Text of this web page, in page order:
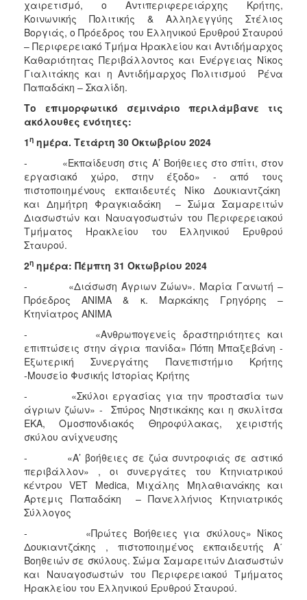
χαιρετισμό, ο Αντιπεριφερειάρχης Κρήτης,
Κοινωνικής Πολιτικής & Αλληλεγγύης Στέλιος
Βοργιάς, ο Πρόεδρος του Ελληνικού Ερυθρού Σταυρού
– Περιφερειακό Τμήμα Ηρακλείου και Αντιδήμαρχος
Καθαριότητας Περιβάλλοντος και Ενέργειας Νίκος
Γιαλιτάκης και η Αντιδήμαρχος Πολιτισμού Ρένα
Παπαδάκη – Σκαλίδη.
Το επιμορφωτικό σεμινάριο περιλάμβανε τις
ακόλουθες ενότητες:
1η ημέρα. Τετάρτη 30 Οκτωβρίου 2024
- «Εκπαίδευση στις Α’ Βοήθειες στο σπίτι, στον
εργασιακό χώρο, στην έξοδο» - από τους
πιστοποιημένους εκπαιδευτές Νίκο Δουκιαντζάκη
και Δημήτρη Φραγκιαδάκη – Σώμα Σαμαρειτών
Διασωστών και Ναυαγοσωστών του Περιφερειακού
Τμήματος Ηρακλείου του Ελληνικού Ερυθρού
Σταυρού.
2η ημέρα: Πέμπτη 31 Οκτωβρίου 2024
- «Διάσωση Άγριων Ζώων». Μαρία Γανωτή –
Πρόεδρος ΑΝΙΜΑ & κ. Μαρκάκης Γρηγόρης –
Κτηνίατρος ΑΝΙΜΑ
- «Ανθρωπογενείς δραστηριότητες και
επιπτώσεις στην άγρια πανίδα» Πόπη Μπαξεβάνη -
Εξωτερική Συνεργάτης Πανεπιστήμιο Κρήτης
-Μουσείο Φυσικής Ιστορίας Κρήτης
- «Σκύλοι εργασίας για την προστασία των
άγριων ζώων» - Σπύρος Νηστικάκης και η σκυλίτσα
ΕΚΑ, Ομοσπονδιακός Θηροφύλακας, χειριστής
σκύλου ανίχνευσης
- «Α’ βοήθειες σε ζώα συντροφιάς σε αστικό
περιβάλλον» , οι συνεργάτες του Κτηνιατρικού
κέντρου VET Medica, Μιχάλης Μηλαθιανάκης και
Άρτεμις Παπαδάκη – Πανελλήνιος Κτηνιατρικός
Σύλλογος
- «Πρώτες Βοήθειες για σκύλους» Νίκος
Δουκιαντζάκης , πιστοποιημένος εκπαιδευτής Α΄
Βοηθειών σε σκύλους. Σώμα Σαμαρειτών Διασωστών
και Ναυαγοσωστών του Περιφερειακού Τμήματος
Ηρακλείου του Ελληνικού Ερυθρού Σταυρού.